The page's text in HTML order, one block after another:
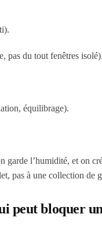
pas du tout fenêtres isolé).
équilibrage).
l’humidité, et on
pas à une collection de
peut bloquer